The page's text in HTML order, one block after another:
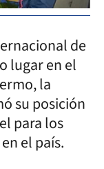
de
lugar en el
la
su posición
para los
el país.